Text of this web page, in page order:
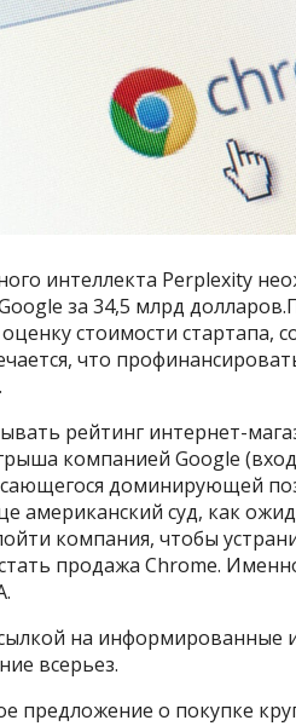
интеллекта Perplexity
за 34,5 млрд
стоимости стартапа,
что
рейтинг интернет-
компанией Google
доминирующей
американский суд, как
компания, чтобы
продажа Chrome.
на информированные
всерьез.
предложение о покупке